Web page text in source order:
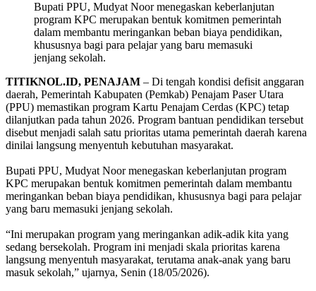
Bupati PPU, Mudyat Noor menegaskan keberlanjutan
program KPC merupakan bentuk komitmen pemerintah
dalam membantu meringankan beban biaya pendidikan,
khususnya bagi para pelajar yang baru memasuki
jenjang sekolah.
TITIKNOL.ID, PENAJAM – Di tengah kondisi defisit anggaran
daerah, Pemerintah Kabupaten (Pemkab) Penajam Paser Utara
(PPU) memastikan program Kartu Penajam Cerdas (KPC) tetap
dilanjutkan pada tahun 2026. Program bantuan pendidikan tersebut
disebut menjadi salah satu prioritas utama pemerintah daerah karena
dinilai langsung menyentuh kebutuhan masyarakat.
‎Bupati PPU, Mudyat Noor menegaskan keberlanjutan program
KPC merupakan bentuk komitmen pemerintah dalam membantu
meringankan beban biaya pendidikan, khususnya bagi para pelajar
yang baru memasuki jenjang sekolah.
‎“Ini merupakan program yang meringankan adik-adik kita yang
sedang bersekolah. Program ini menjadi skala prioritas karena
langsung menyentuh masyarakat, terutama anak-anak yang baru
masuk sekolah,” ujarnya, Senin (18/05/2026).